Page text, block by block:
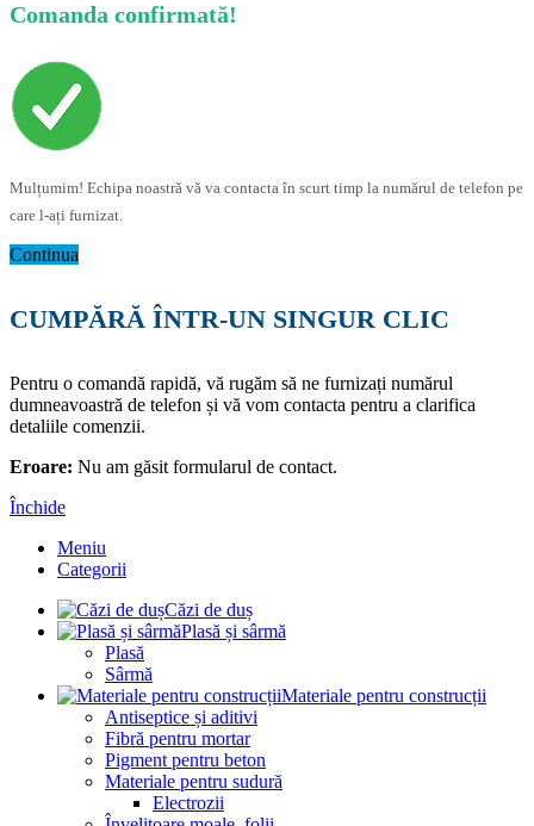
Comanda confirmată!
Mulțumim! Echipa noastră vă va contacta în scurt timp la numărul de telefon pe
care l-ați furnizat.
Continua
CUMPĂRĂ ÎNTR-UN SINGUR CLIC
Pentru o comandă rapidă, vă rugăm să ne furnizați numărul
dumneavoastră de telefon și vă vom contacta pentru a clarifica
detaliile comenzii.
Eroare: Nu am găsit formularul de contact.
Închide
Meniu
Categorii
Căzi de duș
Plasă și sârmă
Plasă
Sârmă
Materiale pentru construcții
Antiseptice și aditivi
Fibră pentru mortar
Pigment pentru beton
Materiale pentru sudură
Electrozii